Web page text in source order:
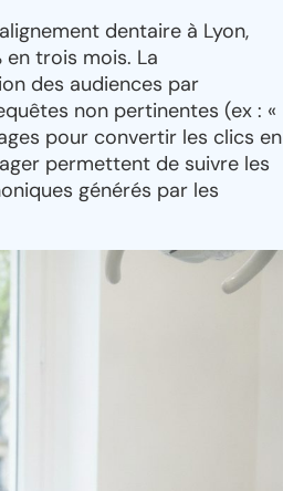
dentaire à Lyon,
trois mois. La
des audiences par
non pertinentes (ex : «
pour convertir les clics en
permettent de suivre les
générés par les